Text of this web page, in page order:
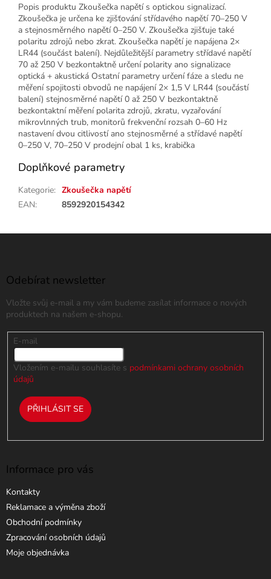
Popis produktu Zkoušečka napětí s optickou signalizací.
Zkoušečka je určena ke zjišťování střídavého napětí 70–250 V
a stejnosměrného napětí 0–250 V. Zkoušečka zjišťuje také
polaritu zdrojů nebo zkrat. Zkoušečka napětí je napájena 2×
LR44 (součást balení). Nejdůležitější parametry střídavé napětí
70 až 250 V bezkontaktně určení polarity ano signalizace
optická + akustická Ostatní parametry určení fáze a sledu ne
měření spojitosti obvodů ne napájení 2× 1,5 V LR44 (součástí
balení) stejnosměrné napětí 0 až 250 V bezkontaktně
bezkontaktní měření polarita zdrojů, zkratu, vyzařování
mikrovlnných trub, monitorů frekvenční rozsah 0–60 Hz
nastavení dvou citlivostí ano stejnosměrné a střídavé napětí
0–250 V, 70–250 V prodejní obal 1 ks, krabička
Doplňkové parametry
Kategorie: Zkoušečka napětí
EAN: 8592920154342
Z
Odebírat newsletter
Vložte svůj e-mail a my vám budeme zasílat informace o nových
produktech na našem e-shopu.
E-mail
Vložením e-mailu souhlasíte s podmínkami ochrany osobních
údajů
PŘIHLÁSIT SE
Informace pro vás
Kontakty
Reklamace a výměna zboží
Obchodní podmínky
Zpracování osobních údajů
Moje objednávka